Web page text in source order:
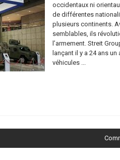
occidentaux ni
de différentes
plusieurs continents.
semblables, ils
l’armement. Streit
lançant il y a 24 ans
véhicules ...